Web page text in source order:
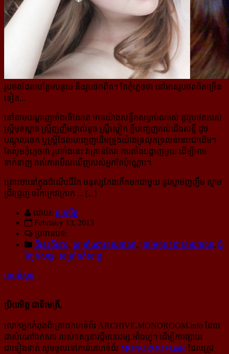
រូបថតដែលបន្ថែមបន្ថយ និងរូបថតពិត។ តែកុំភ្លេចថា នៅមានរូបថតពិតច្រើន
ទៀត...
នៅតាមបណ្ដាញអាំងធើណែត មានយ៉ាងសន្ធឹកសន្ធាប់ណាស់ នូវរូបថតរបស់
ស្ត្រីមុខស្អាត ស្ត្រីញញឹមថ្ពាល់ខួច ស្ត្រីស្លៀក ខ្លីបញ្ចេញគល់ជើងសខ្ចី ដូច
បណ្ដូលចេក ឬស្ត្រីដែលបញ្ចេញដើមទ្រូងយ៉ាងទ្រលុកទ្រលន់នោះជាដើម។
តែសូមកុំភ្លេចថា រូបទាំងនេះ វាគ្រាន់តែវា ការតាំងបង្ហាញមួយ ដើម្បីអាច
ទាក់ទាញ រាល់ការមើលឃើញរបស់អ្នកតែប៉ុណ្ណោះ។
ព្រោះថានៅក្នុងដំណើរជីវិត មនុស្សតែងកើតមកជាមួយ នូវស្នាមញញឹម ស្នាម
ជ្រីវជ្រួញ ចរិកក្រេវក្រោក ... [...]
ដោយ: ឈូករ័ត្ន
February 13, 2013
ប្រធានបទ:
ពីនេះពីនោះ, សម្រាំងជាខេមរភាសា, គ្រប់អត្ថបទជាខេមរភាសា, ជុំ
វិញកំសាន្ដ, សម្រាំងកំសាន្ដ
អានពិស្ដារ
ប្រិយមិត្ត ជាទីមេត្រី,
លោកអ្នកកំពុងពិគ្រោះគេហទំព័រ ARCHIVE.MONOROOM.info ដែល
ជាសំណៅឯកសារ របស់ទស្សនាវដ្ដីមនោរម្យ.អាំងហ្វូ។ ដើម្បីការផ្សាយ
ជាទៀងទាត់ សូមចូលទៅកាន់​គេហទំព័រ MONOROOM.info ដែលត្រូវ